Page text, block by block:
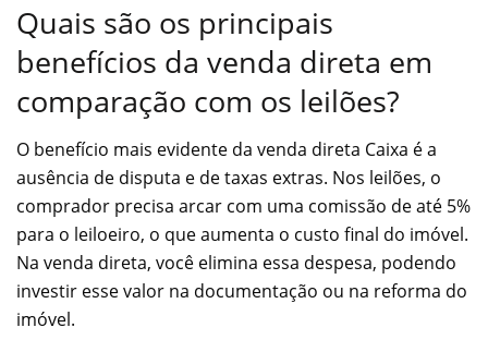
Quais são os principais
benefícios da venda direta em
comparação com os leilões?
O benefício mais evidente da venda direta Caixa é a
ausência de disputa e de taxas extras. Nos leilões, o
comprador precisa arcar com uma comissão de até 5%
para o leiloeiro, o que aumenta o custo final do imóvel.
Na venda direta, você elimina essa despesa, podendo
investir esse valor na documentação ou na reforma do
imóvel.